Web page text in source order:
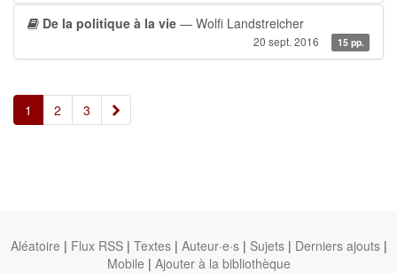
De la politique à la vie — Wolfi Landstreicher
20 sept. 2016 15 pp.
1 2 3 »
Aléatoire | Flux RSS | Textes | Auteur·e·s | Sujets | Derniers ajouts |
Mobile | Ajouter à la bibliothèque